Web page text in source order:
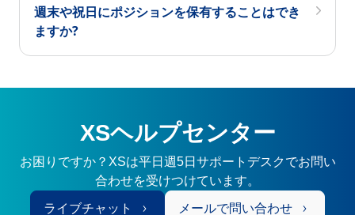
週末や祝日にポジションを保有することはでき
ますか?
XSヘルプセンター
お困りですか？XSは平日週5日サポートデスクでお問い
合わせを受けつけています。
ライブチャット メールで問い合わせ